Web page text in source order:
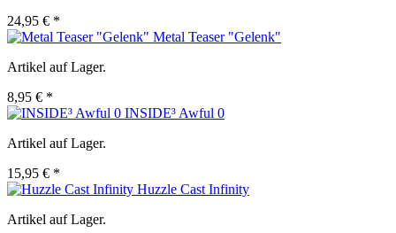
24,95 € *
Metal Teaser "Gelenk"
Artikel auf Lager.
8,95 € *
INSIDE³ Awful 0
Artikel auf Lager.
15,95 € *
Huzzle Cast Infinity
Artikel auf Lager.